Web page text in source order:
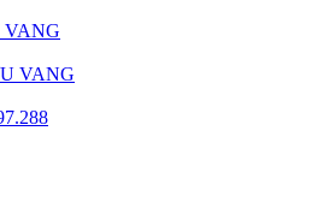
VANG
VANG